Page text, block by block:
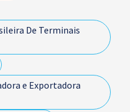
De Terminais
e Exportadora